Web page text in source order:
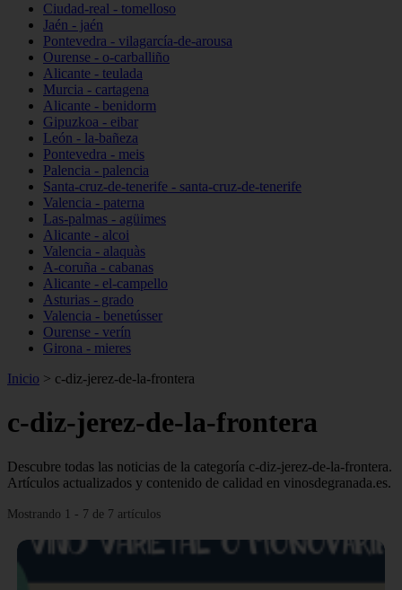
Ciudad-real - tomelloso
Jaén - jaén
Pontevedra - vilagarcía-de-arousa
Ourense - o-carballiño
Alicante - teulada
Murcia - cartagena
Alicante - benidorm
Gipuzkoa - eibar
León - la-bañeza
Pontevedra - meis
Palencia - palencia
Santa-cruz-de-tenerife - santa-cruz-de-tenerife
Valencia - paterna
Las-palmas - agüimes
Alicante - alcoi
Valencia - alaquàs
A-coruña - cabanas
Alicante - el-campello
Asturias - grado
Valencia - benetússer
Ourense - verín
Girona - mieres
Inicio > c-diz-jerez-de-la-frontera
c-diz-jerez-de-la-frontera
Descubre todas las noticias de la categoría c-diz-jerez-de-la-frontera.
Artículos actualizados y contenido de calidad en vinosdegranada.es.
Mostrando 1 - 7 de 7 artículos